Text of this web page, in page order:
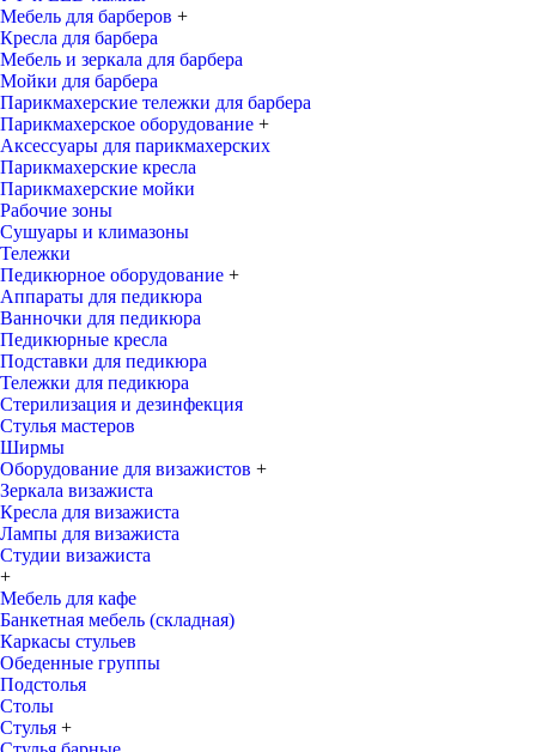
Мебель для барберов +
Кресла для барбера
Мебель и зеркала для барбера
Мойки для барбера
Парикмахерские тележки для барбера
Парикмахерское оборудование +
Аксессуары для парикмахерских
Парикмахерские кресла
Парикмахерские мойки
Рабочие зоны
Сушуары и климазоны
Тележки
Педикюрное оборудование +
Аппараты для педикюра
Ванночки для педикюра
Педикюрные кресла
Подставки для педикюра
Тележки для педикюра
Стерилизация и дезинфекция
Стулья мастеров
Ширмы
Оборудование для визажистов +
Зеркала визажиста
Кресла для визажиста
Лампы для визажиста
Студии визажиста
+
Мебель для кафе
Банкетная мебель (складная)
Каркасы стульев
Обеденные группы
Подстолья
Столы
Стулья +